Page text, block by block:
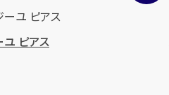
ユ ピアス